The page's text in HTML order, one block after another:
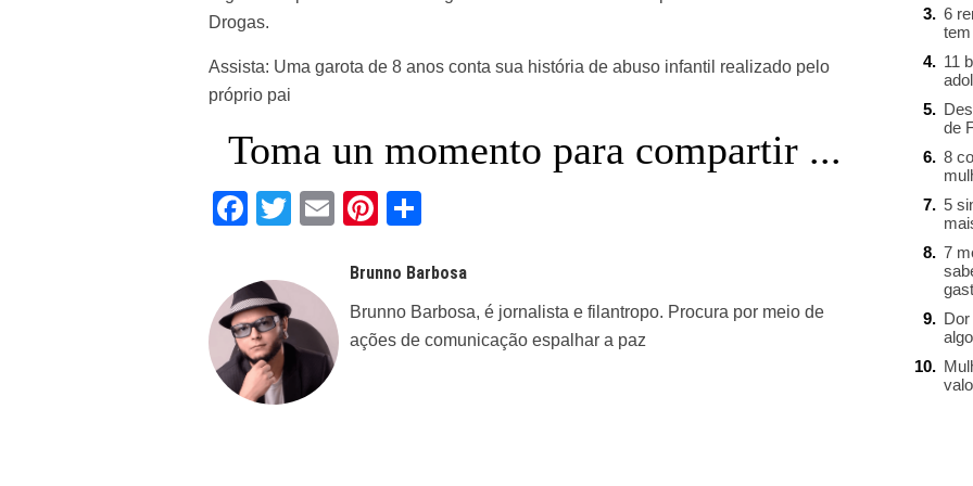
Drogas.
Assista: Uma garota de 8 anos conta sua história de abuso infantil realizado pelo
próprio pai
Toma un momento para compartir ...
Facebook
TwitterEmailPinterest
Brunno Barbosa
Brunno Barbosa, é jornalista e filantropo. Procura por meio de
ações de comunicação espalhar a paz
6
11
de
8
5
7